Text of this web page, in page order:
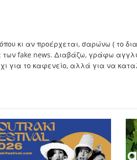
κι αν προέρχεται, σαρώνω ( το
fake news. Διαβάζω, γράφω
για το καφενείο, αλλά για να